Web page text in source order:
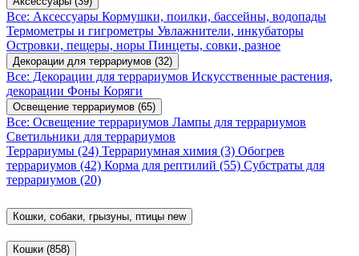
Все: Аксессуары Кормушки, поилки, бассейны, водопады
Термометры и гигрометры Увлажнители, инкубаторы
Островки, пещеры, норы Пинцеты, совки, разное
Декорации для террариумов (32)
Все: Декорации для террариумов Искусственные растения,
декорации Фоны Коряги
Освещение террариумов (65)
Все: Освещение террариумов Лампы для террариумов
Светильники для террариумов
Террариумы (24) Террариумная химия (3) Обогрев
террариумов (42) Корма для рептилий (55) Субстраты для
террариумов (20)
Кошки, собаки, грызуны, птицы new
Кошки (858)